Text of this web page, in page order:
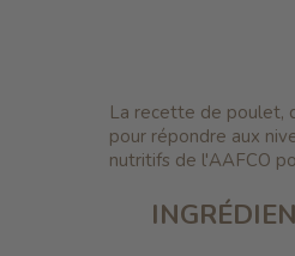
La recette de poulet,
pour répondre aux
nutritifs de l'AAFCO